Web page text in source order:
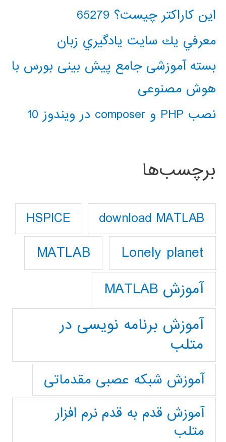
این کاراکتر چیست؟ 65279
معرفي يك سايت يادگيري زبان
بسته آموزشی جامع پیش بینی بورس با
هوش مصنوعی
نصب PHP و composer در ویندوز 10
برچسب‌ها
download MATLAB
HSPICE
Lonely planet
MATLAB
آموزش MATLAB
آموزش برنامه نویسی در
متلب
آموزش شبکه عصبی مقدماتی
آموزش قدم به قدم نرم افزار
متلب